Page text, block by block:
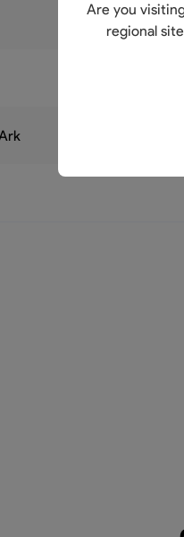
Are you
regional